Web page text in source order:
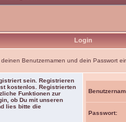
Login
Benutzernamen und dein Passwort
sein. Registrieren
kostenlos. Registrierten
Funktionen zur
ob Du mit unseren
lies bitte die
Passwort: